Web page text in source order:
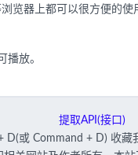
览器上都可以很方便的使
播放。
提取API(接口)
D(或 Command + D) 收藏